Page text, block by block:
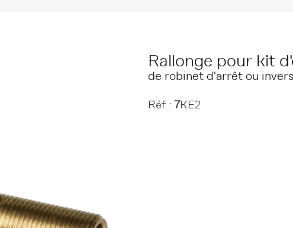
Rallonge pour kit
de robinet d'arrêt ou
Réf : 7KE2